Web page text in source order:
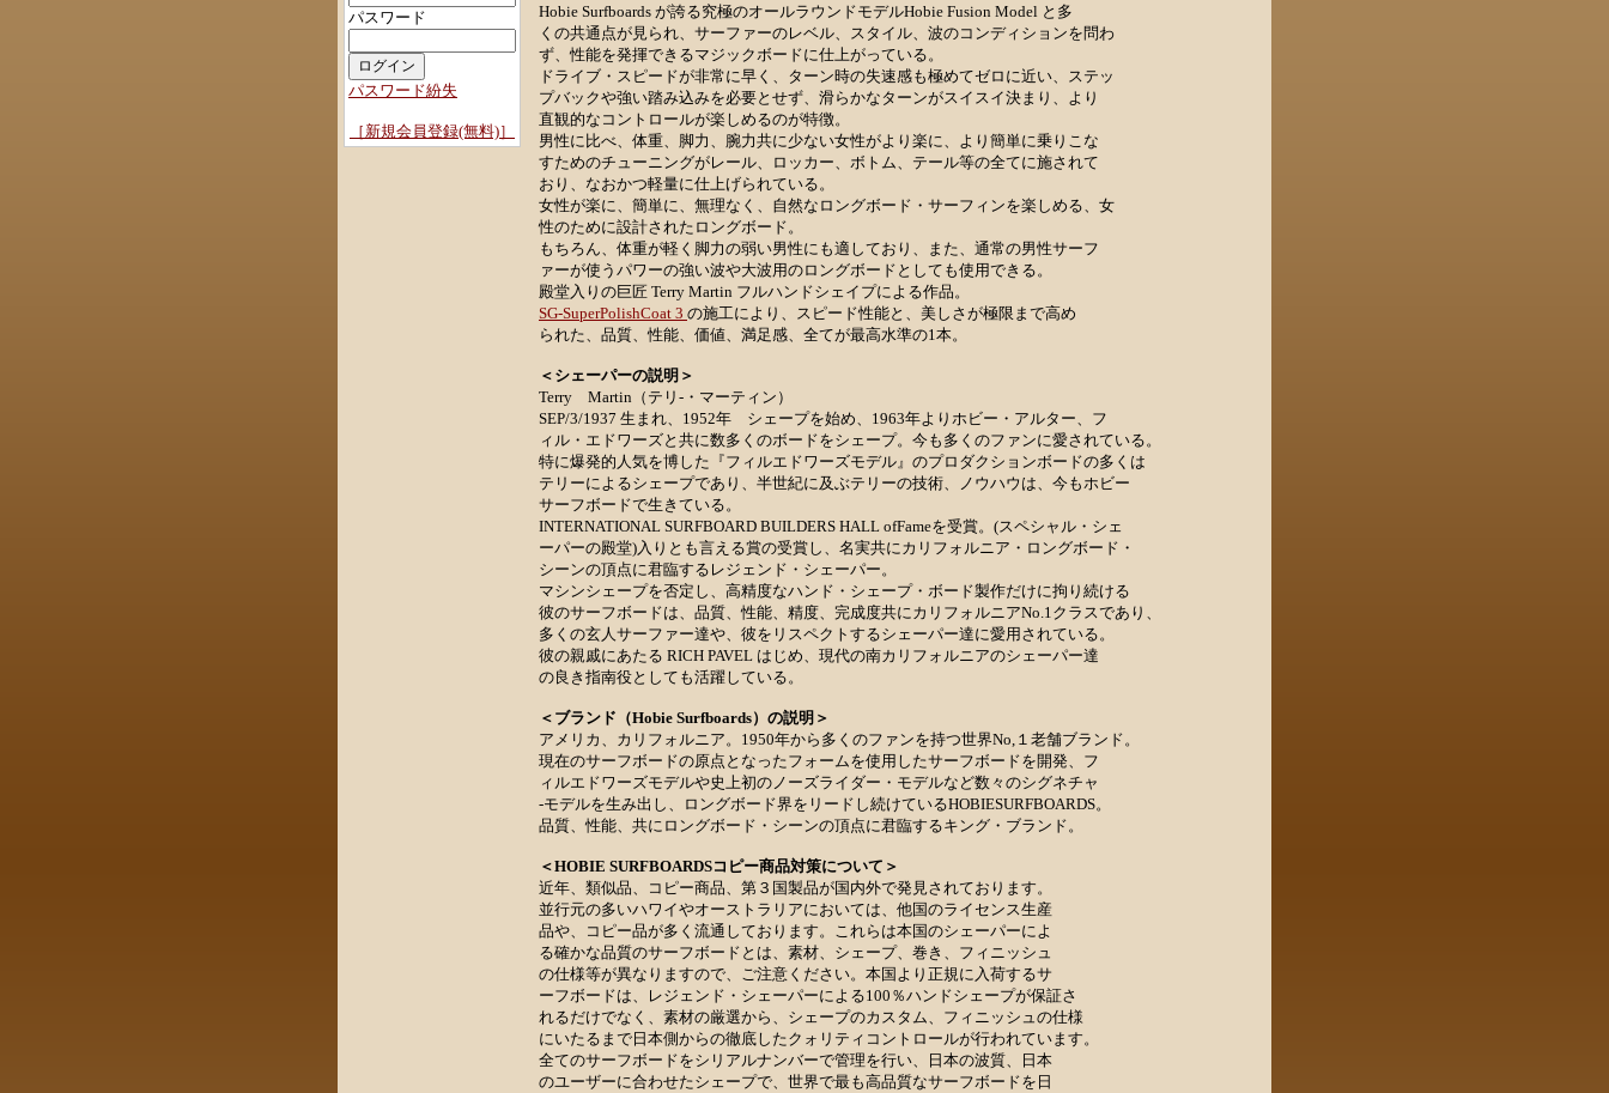
パスワード
パスワード紛失
［新規会員登録(無料)］
Hobie Surfboards が誇る究極のオールラウンドモデルHobie Fusion Model と多
くの共通点が見られ、サーファーのレベル、スタイル、波のコンディションを問わ
ず、性能を発揮できるマジックボードに仕上がっている。
ドライブ・スピードが非常に早く、ターン時の失速感も極めてゼロに近い、ステッ
プバックや強い踏み込みを必要とせず、滑らかなターンがスイスイ決まり、より
直観的なコントロールが楽しめるのが特徴。
男性に比べ、体重、脚力、腕力共に少ない女性がより楽に、より簡単に乗りこな
すためのチューニングがレール、ロッカー、ボトム、テール等の全てに施されて
おり、なおかつ軽量に仕上げられている。
女性が楽に、簡単に、無理なく、自然なロングボード・サーフィンを楽しめる、女
性のために設計されたロングボード。
もちろん、体重が軽く脚力の弱い男性にも適しており、また、通常の男性サーフ
ァーが使うパワーの強い波や大波用のロングボードとしても使用できる。
殿堂入りの巨匠 Terry Martin フルハンドシェイプによる作品。
SG-SuperPolishCoat 3 の施工により、スピード性能と、美しさが極限まで高め
られた、品質、性能、価値、満足感、全てが最高水準の1本。
＜シェーパーの説明＞
Terry Martin（テリ-・マーティン）
SEP/3/1937 生まれ、1952年 シェープを始め、1963年よりホビー・アルター、フ
ィル・エドワーズと共に数多くのボードをシェープ。今も多くのファンに愛されている。
特に爆発的人気を博した『フィルエドワーズモデル』のプロダクションボードの多くは
テリーによるシェープであり、半世紀に及ぶテリーの技術、ノウハウは、今もホビー
サーフボードで生きている。
INTERNATIONAL SURFBOARD BUILDERS HALL ofFameを受賞。(スペシャル・シェ
ーパーの殿堂)入りとも言える賞の受賞し、名実共にカリフォルニア・ロングボード・
シーンの頂点に君臨するレジェンド・シェーパー。
マシンシェープを否定し、高精度なハンド・シェープ・ボード製作だけに拘り続ける
彼のサーフボードは、品質、性能、精度、完成度共にカリフォルニアNo.1クラスであり、
多くの玄人サーファー達や、彼をリスペクトするシェーパー達に愛用されている。
彼の親戚にあたる RICH PAVEL はじめ、現代の南カリフォルニアのシェーパー達
の良き指南役としても活躍している。
＜ブランド（Hobie Surfboards）の説明＞
アメリカ、カリフォルニア。1950年から多くのファンを持つ世界No,１老舗ブランド。
現在のサーフボードの原点となったフォームを使用したサーフボードを開発、フ
ィルエドワーズモデルや史上初のノーズライダー・モデルなど数々のシグネチャ
-モデルを生み出し、ロングボード界をリードし続けているHOBIESURFBOARDS。
品質、性能、共にロングボード・シーンの頂点に君臨するキング・ブランド。
＜HOBIE SURFBOARDSコピー商品対策について＞
近年、類似品、コピー商品、第３国製品が国内外で発見されております。
並行元の多いハワイやオーストラリアにおいては、他国のライセンス生産
品や、コピー品が多く流通しております。これらは本国のシェーパーによ
る確かな品質のサーフボードとは、素材、シェープ、巻き、フィニッシュ
の仕様等が異なりますので、ご注意ください。本国より正規に入荷するサ
ーフボードは、レジェンド・シェーパーによる100％ハンドシェープが保証さ
れるだけでなく、素材の厳選から、シェープのカスタム、フィニッシュの仕様
にいたるまで日本側からの徹底したクォリティコントロールが行われています。
全てのサーフボードをシリアルナンバーで管理を行い、日本の波質、日本
のユーザーに合わせたシェープで、世界で最も高品質なサーフボードを日